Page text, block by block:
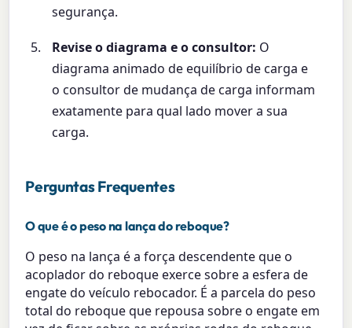
segurança.
Revise o diagrama e o consultor: O
diagrama animado de equilíbrio de carga e
o consultor de mudança de carga informam
exatamente para qual lado mover a sua
carga.
Perguntas Frequentes
O que é o peso na lança do reboque?
O peso na lança é a força descendente que o
acoplador do reboque exerce sobre a esfera de
engate do veículo rebocador. É a parcela do peso
total do reboque que repousa sobre o engate em